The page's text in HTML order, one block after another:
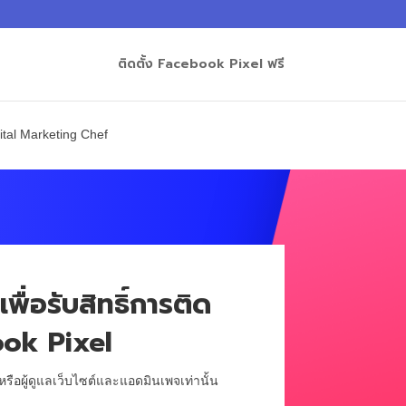
ติดตั้ง Facebook Pixel ฟรี
Marketing Chef
พื่อรับสิทธิ์การติด
Pixel
รือผู้ดูแลเว็บไซต์และแอดมินเพจเท่านั้น